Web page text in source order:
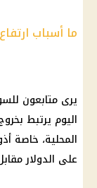
ما أسباب
يرى متابعون
اليوم يرتبط
المحلية، خاصة
على الدولار